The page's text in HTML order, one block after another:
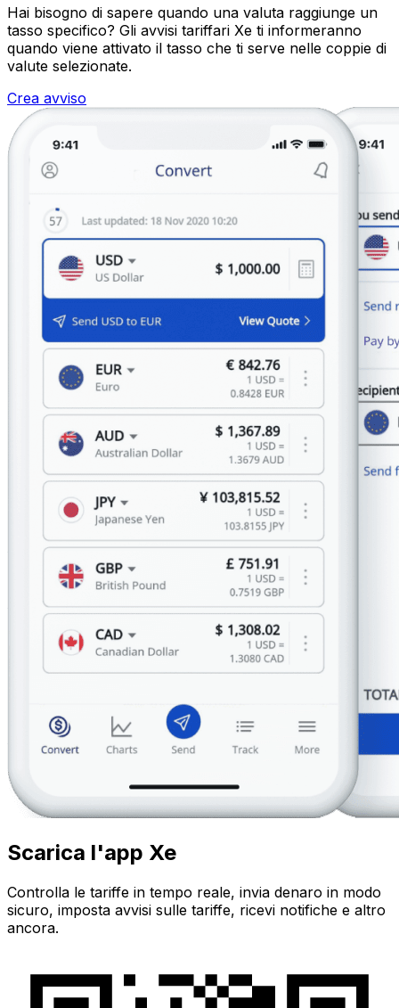
Hai bisogno di sapere quando una valuta raggiunge un
tasso specifico? Gli avvisi tariffari Xe ti informeranno
quando viene attivato il tasso che ti serve nelle coppie di
valute selezionate.
Crea avviso
Scarica l'app Xe
Controlla le tariffe in tempo reale, invia denaro in modo
sicuro, imposta avvisi sulle tariffe, ricevi notifiche e altro
ancora.